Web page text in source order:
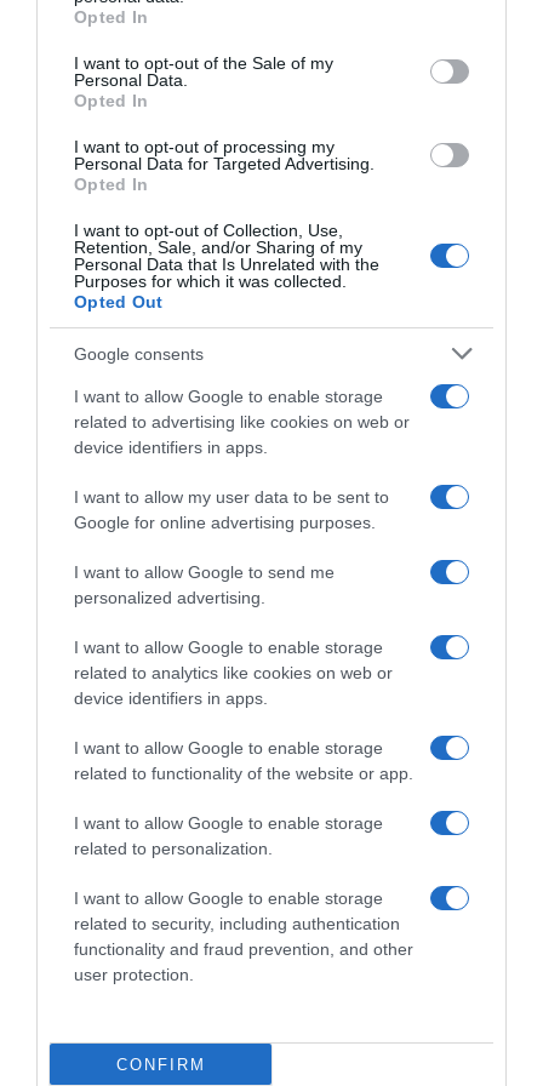
grant or deny consent to Google and its third-party tags to
use your data for below specified purposes in below Google
consent section.
Opted In
I want to opt-out of the Sale of my
Personal Data.
Opted In
I want to opt-out of processing my
Personal Data for Targeted Advertising.
Opted In
I want to opt-out of Collection, Use,
Retention, Sale, and/or Sharing of my
Personal Data that Is Unrelated with the
Purposes for which it was collected.
Opted Out
Google consents
I want to allow Google to enable storage
related to advertising like cookies on web or
device identifiers in apps.
I want to allow my user data to be sent to
Google for online advertising purposes.
I want to allow Google to send me
personalized advertising.
I want to allow Google to enable storage
related to analytics like cookies on web or
device identifiers in apps.
I want to allow Google to enable storage
related to functionality of the website or app.
I want to allow Google to enable storage
related to personalization.
I want to allow Google to enable storage
related to security, including authentication
functionality and fraud prevention, and other
user protection.
CONFIRM
Ειδήσεις σήμερα
Δείτε τις προσπάθειες χελώνας να
γεννήσει σε παραλία της Ρόδου – Η
προειδοποίηση των κατοίκων (βίντεο)
Τροχαίο στον Κηφισό – Καθυστερήσεις
στο ρεύμα προς Πειραιά
Μητσοτάκης: “Η ενίσχυση της
παραγωγικής βάσης στρατηγική
προτεραιότητα για μία πιο ανταγωνιστική,
εξωστρεφή και ανθεκτική ελληνική
οικονομία”
“Ελευθέριος Βενιζέλος”: Συνελήφθη
κλαδέματος
Ακολούθησε το debater.gr στο
Google News
και μάθετε πρώτοι όλες τις ειδήσεις
Share Tweet
ΕΚΤ ΕΠΙΤΟΚΙΑ
ΔΙΑΦΗΜΙΣΗ